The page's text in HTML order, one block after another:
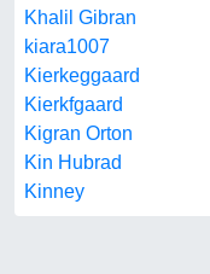
Khalil Gibran
kiara1007
Kierkeggaard
Kierkfgaard
Kigran Orton
Kin Hubrad
Kinney